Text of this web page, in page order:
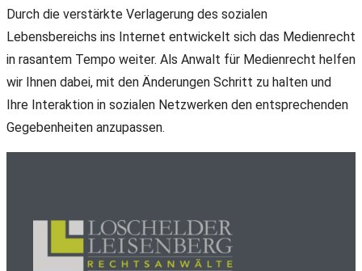
Durch die verstärkte Verlagerung des sozialen
Lebensbereichs ins Internet entwickelt sich das Medienrecht
in rasantem Tempo weiter. Als Anwalt für Medienrecht helfen
wir Ihnen dabei, mit den Änderungen Schritt zu halten und
Ihre Interaktion in sozialen Netzwerken den entsprechenden
Gegebenheiten anzupassen.